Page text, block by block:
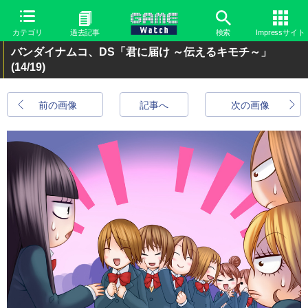
カテゴリ 過去記事 検索 Impressサイト
バンダイナムコ、DS「君に届け ～伝えるキモチ～」
(14/19)
前の画像 次の画像
記事へ